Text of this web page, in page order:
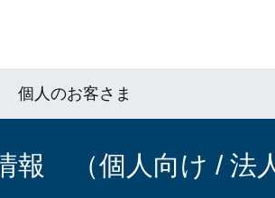
個人のお客さま
報 （個人向け / 法